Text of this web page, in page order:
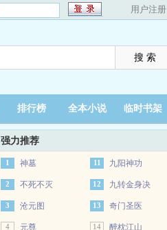
用户注册
排行榜 全本小说 临时书架
强力推荐
1 神墓
2 不死不灭
3 沧元图
4 元尊
11 九阳神功
12 九转金身决
13 奇门圣医
14 醉枕江山